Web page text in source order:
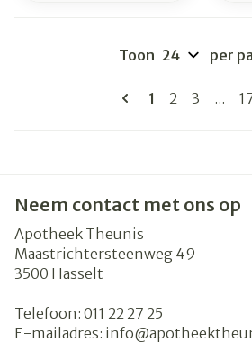
U lees
1 Pagina
2 Pagina
3 ...
Toon per
Neem contact met ons op
Apotheek Theunis
Maastrichtersteenweg 49
3500 Hasselt
Telefoon: 011 22 27 25
E-mailadres: info@